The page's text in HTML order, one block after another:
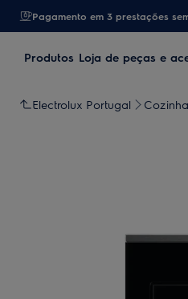
Pagamento em 3 prestações
Produtos Loja de peças e
Electrolux Portugal